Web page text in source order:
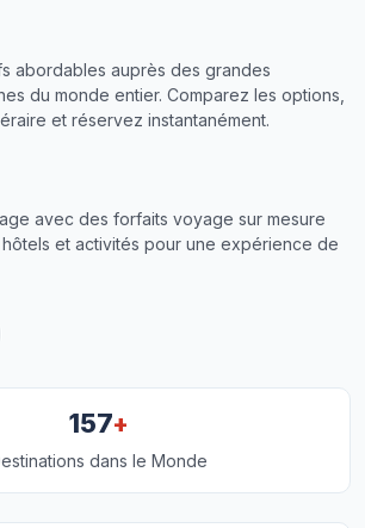
abordables auprès des grandes
du monde entier. Comparez les options,
et réservez instantanément.
avec des forfaits voyage sur mesure
et activités pour une expérience de
157+
dans le Monde